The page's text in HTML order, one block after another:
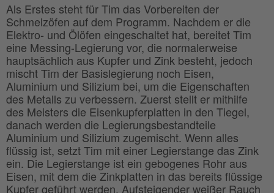
Als Erstes steht für Tim das Vorbereiten der
Schmelzöfen auf dem Programm. Nachdem er die
Elektro- und Ölöfen eingeschaltet hat, bereitet Tim
eine Messing-Legierung vor, die normalerweise
hauptsächlich aus Kupfer und Zink besteht, jedoch
mischt Tim der Basislegierung noch Eisen,
Aluminium und Silizium bei, um die Eigenschaften
des Metalls zu verbessern. Zuerst stellt er mithilfe
des Meisters die Eisenkupferplatten in den Tiegel,
danach werden die Legierungsbestandteile
Aluminium und Silizium zugemischt. Wenn alles
flüssig ist, setzt Tim mit einer Legierstange das Zink
ein. Die Legierstange ist ein gebogenes Rohr aus
Eisen, mit dem die Zinkplatten in das bereits flüssige
Kupfer geführt werden. Aufsteigender weißer Rauch